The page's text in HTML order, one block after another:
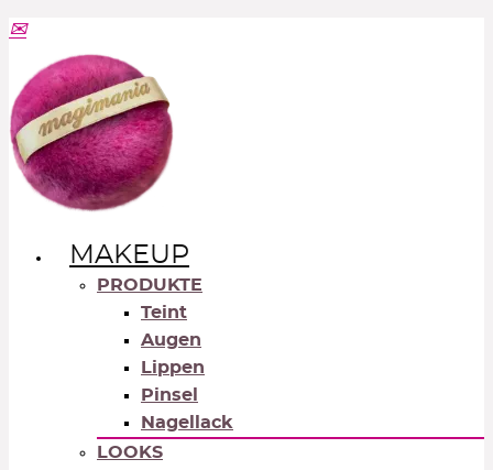
MAKEUP
PRODUKTE
Teint
Augen
Lippen
Pinsel
Nagellack
LOOKS